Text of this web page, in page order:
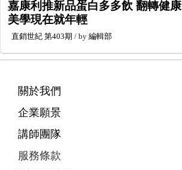
嘉康利推新品蛋白多多飲 翻轉健康
美學現在就年輕
直銷世紀 第403期 / by 編輯部
關於我們
企業願景
講師團隊
服務條款